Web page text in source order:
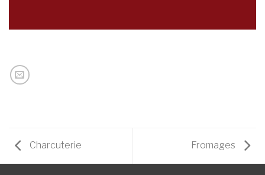
Charcuterie Fromages